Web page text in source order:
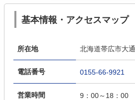
基本情報・アクセスマップ
所在地 北海道帯広市大
電話番号 0155-66-9921
営業時間 9：00～18：00